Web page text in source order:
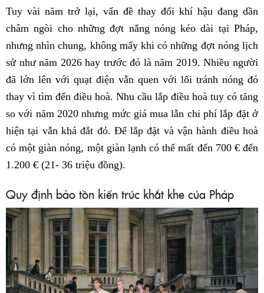
Tuy vài năm trở lại, vấn đề thay đổi khí hậu đang dần
châm ngòi cho những đợt nắng nóng kéo dài tại Pháp,
nhưng nhìn chung, không mấy khi có những đợt nóng lịch
sử như năm 2026 hay trước đó là năm 2019. Nhiều người
đã lớn lên với quạt điện vẫn quen với lối tránh nóng đó
thay vì tìm đến điều hoà. Nhu cầu lắp điều hoà tuy có tăng
so với năm 2020 nhưng mức giá mua lẫn chi phí lắp đặt ở
hiện tại vẫn khá đắt đỏ. Để lắp đặt và vận hành điều hoà
có một giàn nóng, một giàn lạnh có thể mất đến 700 € đến
1.200 € (21- 36 triệu đồng).
Quy định bảo tồn kiến trúc khắt khe của Pháp